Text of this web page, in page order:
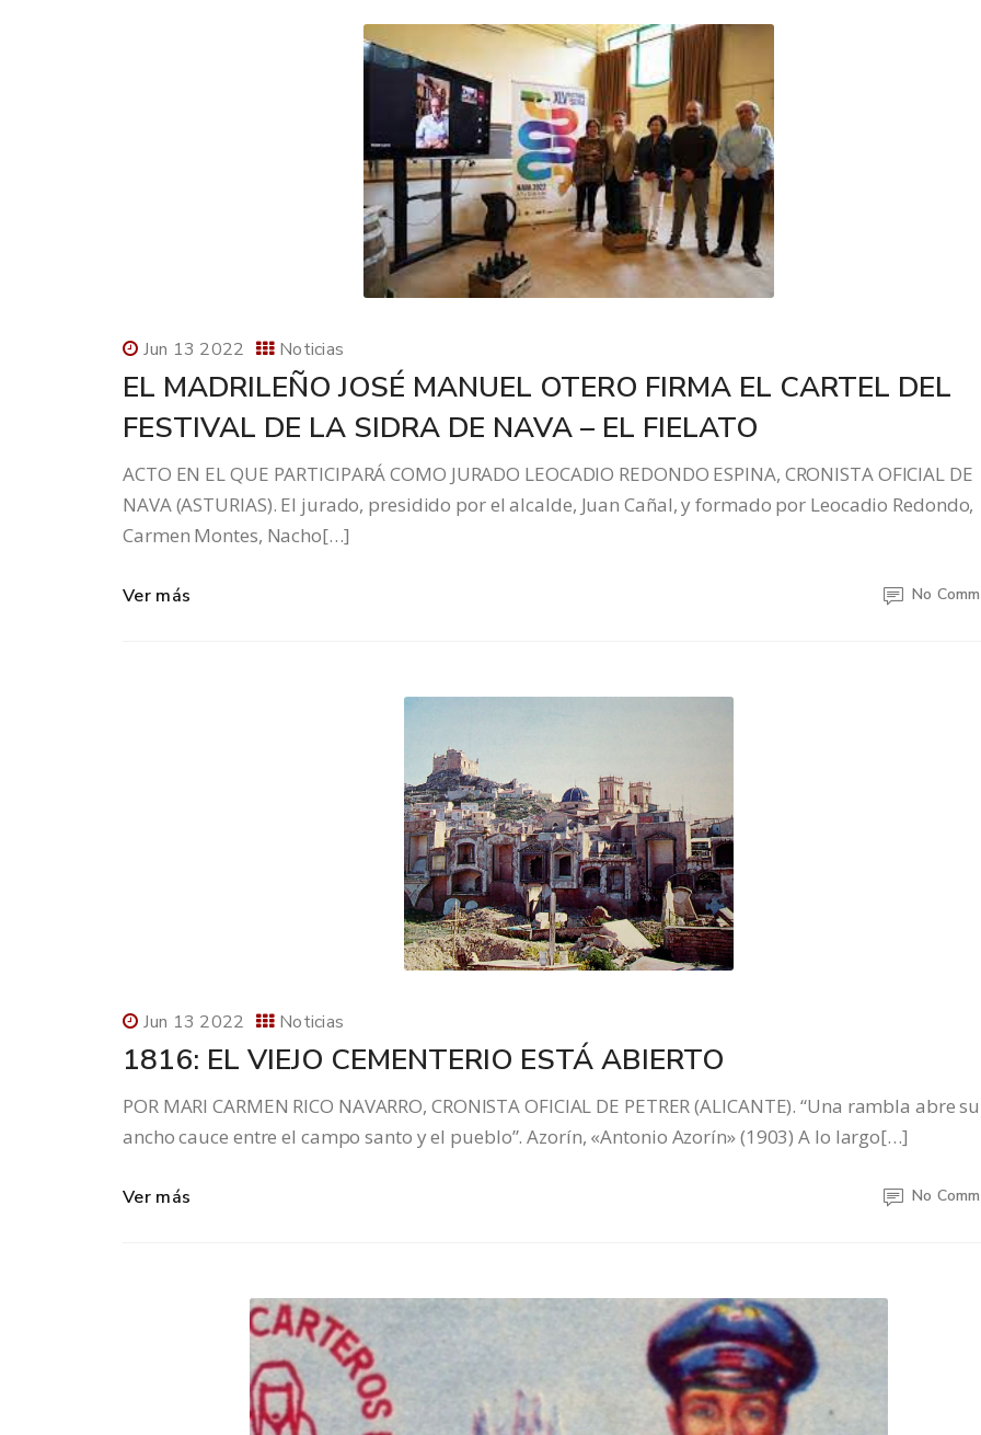
Jun 13 2022 Noticias
EL MADRILEÑO JOSÉ MANUEL OTERO FIRMA EL CARTEL DEL
FESTIVAL DE LA SIDRA DE NAVA – EL FIELATO
ACTO EN EL QUE PARTICIPARÁ COMO JURADO LEOCADIO REDONDO ESPINA, CRONISTA OFICIAL DE
NAVA (ASTURIAS). El jurado, presidido por el alcalde, Juan Cañal, y formado por Leocadio Redondo,
Carmen Montes, Nacho[…]
Ver más No
Jun 13 2022 Noticias
1816: EL VIEJO CEMENTERIO ESTÁ ABIERTO
POR MARI CARMEN RICO NAVARRO, CRONISTA OFICIAL DE PETRER (ALICANTE). “Una rambla abre su
ancho cauce entre el campo santo y el pueblo”. Azorín, «Antonio Azorín» (1903) A lo largo[…]
Ver más No